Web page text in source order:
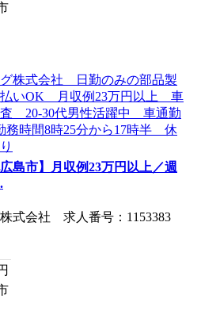
島市】月収例23万円以上／週
式会社 求人番号：1153383